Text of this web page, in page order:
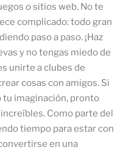
o sitios web. No te
complicado: todo gran
paso a paso. ¡Haz
y no tengas miedo de
unirte a clubes de
cosas con amigos. Si
tu imaginación, pronto
Como parte del
tiempo para estar con
en una